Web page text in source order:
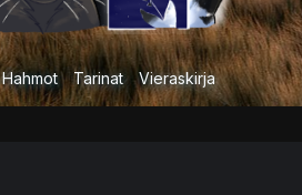
Hahmot Tarinat Vieraskirja